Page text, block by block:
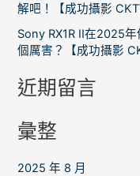
解吧！【成功攝影
Sony RX1R II在2025
個厲害？【成功攝影
近期留言
彙整
2025 年 8 月